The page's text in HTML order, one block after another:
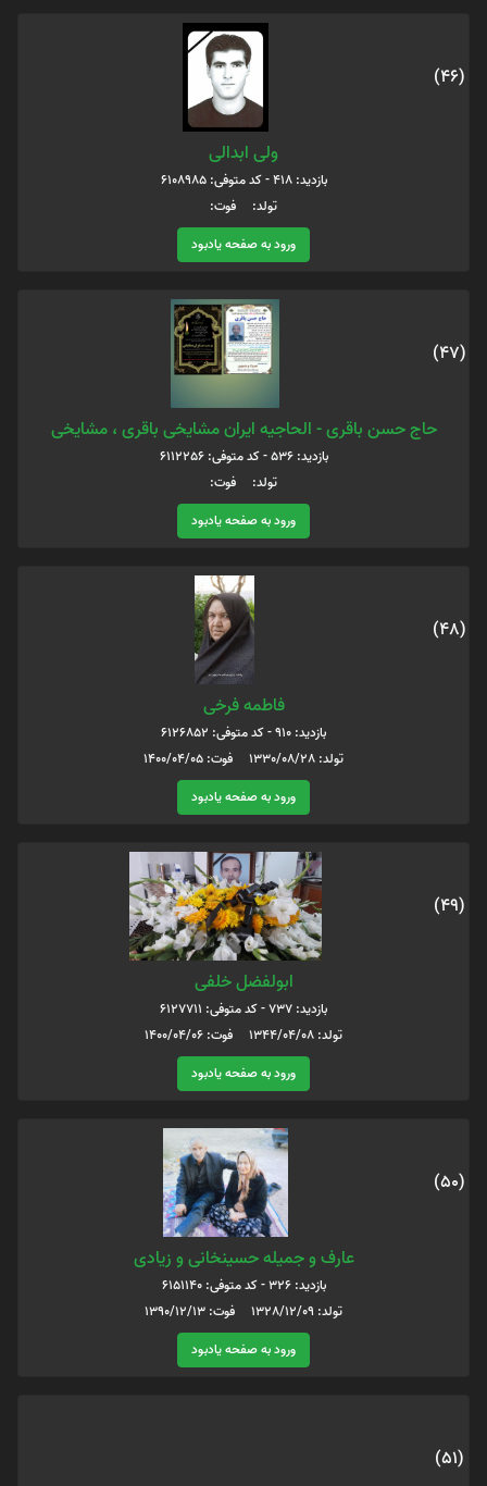
(46)
ولی ابدالی
بازدید: 418 - کد متوفی: 6108985
تولد: فوت:
ورود به صفحه یادبود
(47)
حاج حسن باقری - الحاجیه ایران مشایخی باقری ، مشایخی
بازدید: 536 - کد متوفی: 6112256
تولد: فوت:
ورود به صفحه یادبود
(48)
فاطمه فرخی
بازدید: 910 - کد متوفی: 6126852
تولد: 1330/08/28 فوت: 1400/04/05
ورود به صفحه یادبود
(49)
ابولفضل خلفی
بازدید: 737 - کد متوفی: 6127711
تولد: 1344/04/08 فوت: 1400/04/06
ورود به صفحه یادبود
(50)
عارف و جمیله حسینخانی و زیادی
بازدید: 326 - کد متوفی: 6151140
تولد: 1328/12/09 فوت: 1390/12/13
ورود به صفحه یادبود
(51)